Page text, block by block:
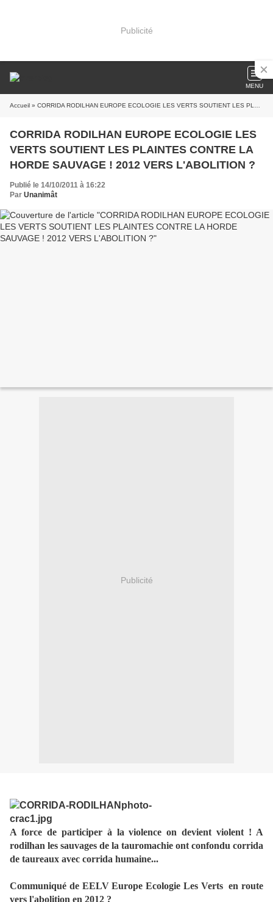
Publicité
MENU
Accueil » CORRIDA RODILHAN EUROPE ECOLOGIE LES VERTS SOUTIENT LES PLAINTES CONTRE LA HORDE SAUVAGE ! 2012 VERS L'ABOLITION ?
CORRIDA RODILHAN EUROPE ECOLOGIE LES
VERTS SOUTIENT LES PLAINTES CONTRE LA
HORDE SAUVAGE ! 2012 VERS L'ABOLITION ?
Publié le 14/10/2011 à 16:22
Par Unanimât
Publicité
A force de participer à la violence on devient violent ! A
rodilhan les sauvages de la tauromachie ont confondu corrida
de taureaux avec corrida humaine...
Communiqué de EELV Europe Ecologie Les Verts en route
vers l'abolition en 2012 ?